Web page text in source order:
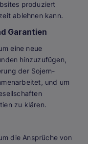
produziert
ablehnen kann.
Garantien
eine neue
hinzuzufügen,
der Sojern-
und um
zu klären.
die Ansprüche von